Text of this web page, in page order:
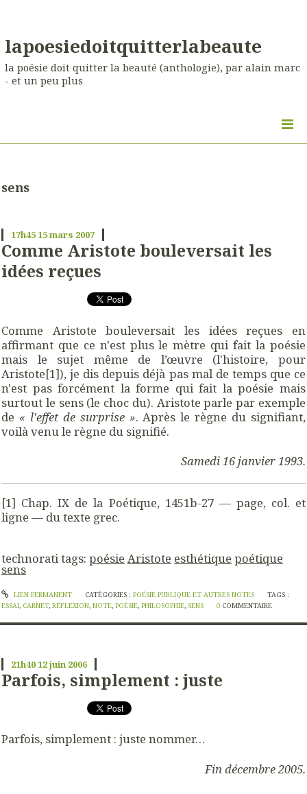
lapoesiedoitquitterlabeaute
la poésie doit quitter la beauté (anthologie), par alain marc
- et un peu plus
sens
17h4515mars 2007
Comme Aristote bouleversait les
idées reçues
Comme Aristote bouleversait les idées reçues en
affirmant que ce n'est plus le mètre qui fait la poésie
mais le sujet même de l’œuvre (l'histoire, pour
Aristote[1]), je dis depuis déjà pas mal de temps que ce
n'est pas forcément la forme qui fait la poésie mais
surtout le sens (le choc du). Aristote parle par exemple
de « l'effet de surprise ». Après le règne du signifiant,
voilà venu le règne du signifié.
Samedi 16 janvier 1993.
[1] Chap. IX de la Poétique, 1451b-27 — page, col. et
ligne — du texte grec.
technorati tags: poésie Aristote esthétique poétique
sens
LIEN PERMANENT CATÉGORIES : POÉSIE PUBLIQUE ET AUTRES NOTES
TAGS :
ESSAI, CARNET, RÉFLEXION, NOTE, POÉSIE, PHILOSOPHIE, SENS 0 COMMENTAIRE
21h4012juin 2006
Parfois, simplement : juste
Parfois, simplement : juste nommer…
Fin décembre 2005.